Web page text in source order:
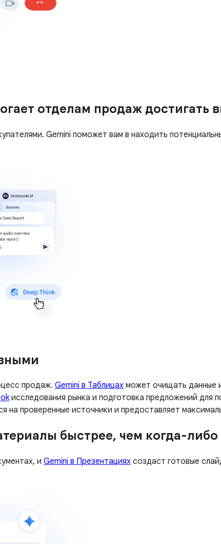
отделам продаж достигать
Gemini поможет вам в находить
продаж. Gemini в Таблицах может очищать данные
исследования рынка и подготовка предложений для
проверенные источники и предоставляет
быстрее, чем когда-либо
и Gemini в Презентациях создаст готовые